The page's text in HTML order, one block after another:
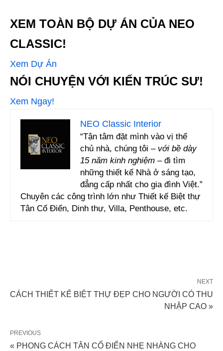
XEM TOÀN BỘ DỰ ÁN CỦA NEO
CLASSIC!
Xem Dự Án
NÓI CHUYỆN VỚI KIẾN TRÚC SƯ!
Xem Ngay!
NEO Classic Interior
“Tận tâm đặt mình vào vị thế
chủ nhà, chúng tôi – với bề dày
15 năm kinh nghiệm – đi tìm
những thiết kế Nhà ở sáng tạo,
đẳng cấp nhất cho gia đình Việt.”
Chuyên các công trình lớn như Thiết kế Biệt thự
Tân Cổ Điển, Dinh thự, Villa, Penthouse, etc.
NEXT
CÁCH THIẾT KẾ BIỆT THỰ ĐẸP CHO NGƯỜI CÓ THU
NHẬP CAO »
PREVIOUS
« PHONG CÁCH TÂN CỔ ĐIỂN NHẸ NHÀNG CHO